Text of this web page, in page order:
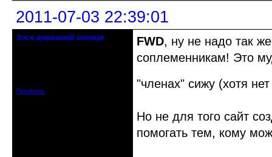
2011-07-03 22:39:01
Зося-домашний зоопарк
Профиль
FWD, ну не надо так
соплеменникам! Это
"членах" сижу (хотя
Но не для того сайт
помогать тем, кому